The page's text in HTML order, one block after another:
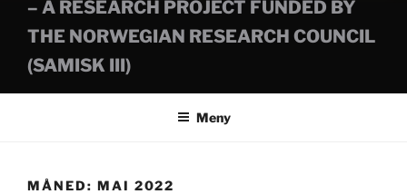
– A RESEARCH PROJECT FUNDED BY
THE NORWEGIAN RESEARCH COUNCIL
(SAMISK III)
Meny
MÅNED: MAI 2022